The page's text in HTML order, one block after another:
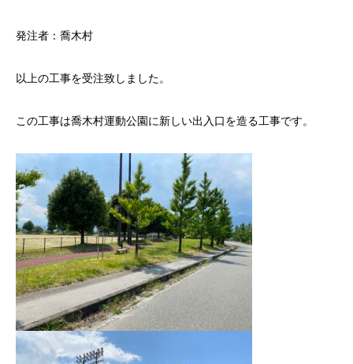
発注者：喬木村
以上の工事を受注致しました。
この工事は喬木村運動公園に新しい出入口を造る工事です。